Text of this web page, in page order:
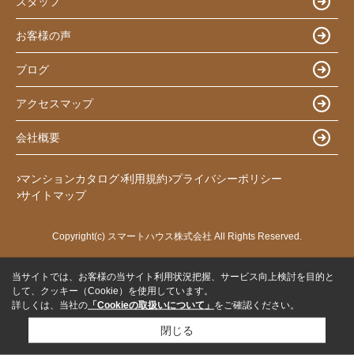
お客様の声
ブログ
アクセスマップ
会社概要
マンションカタログ 利用規約 プライバシーポリシー
サイトマップ
Copyright(c) スマートハウス株式会社 All Rights Reserved.
当サイトでは、お客様の当サイト利用状況把握、サービス向上検討を目的と
して、クッキー（Cookie）を使用しています。
詳しくは、当社の 「Cookieの取扱いについて」 をご確認ください。
閉じる